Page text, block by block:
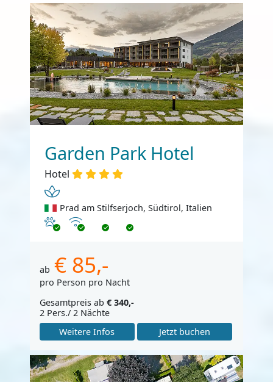
Garden Park Hotel
Hotel
Prad am Stilfserjoch, Südtirol, Italien
Haustiere erlaubt
Internet
ab € 85,-
pro Person pro Nacht
Gesamtpreis ab € 340,-
2 Pers./ 2 Nächte
Weitere Infos
Jetzt buchen